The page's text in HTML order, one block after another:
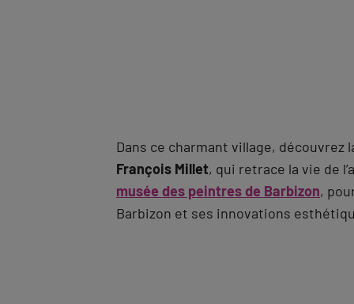
Dans ce charmant village, découvrez
François Millet, qui retrace la vie de
musée des peintres de Barbizon,
Barbizon et ses innovations